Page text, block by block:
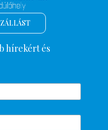
hírekért és